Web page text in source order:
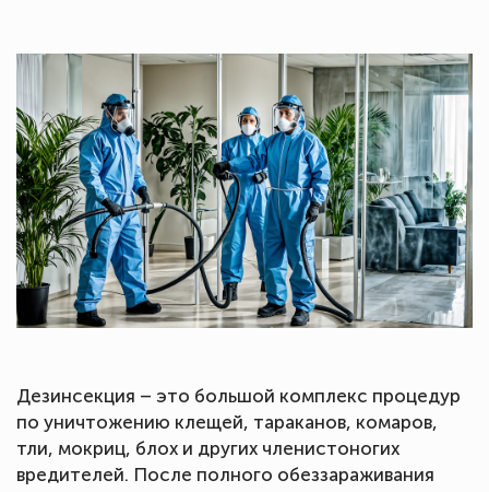
Дезинсекция – это большой комплекс процедур
по уничтожению клещей, тараканов, комаров,
тли, мокриц, блох и других членистоногих
вредителей. После полного обеззараживания